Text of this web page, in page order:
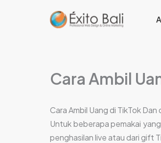
Cara Ambil
Cara Ambil Uang di TikTok
Untuk beberapa pemakai
penghasilan live atau dari gift